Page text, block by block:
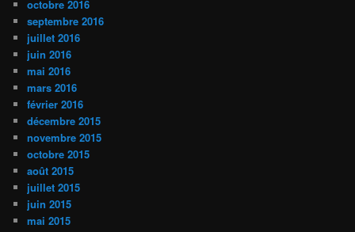
octobre 2016
septembre 2016
juillet 2016
juin 2016
mai 2016
mars 2016
février 2016
décembre 2015
novembre 2015
octobre 2015
août 2015
juillet 2015
juin 2015
mai 2015